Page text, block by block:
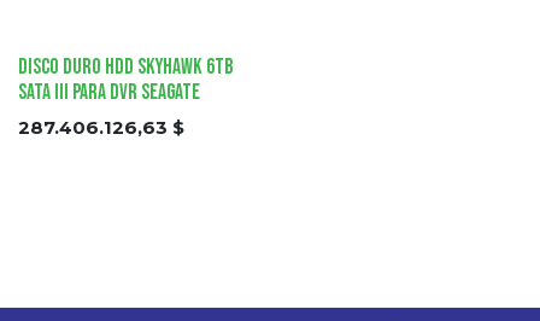
Disco Duro HDD SKYHAWK 6TB
Sata III para DVR SEAGATE
287.406.126,63 $